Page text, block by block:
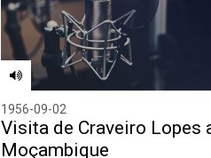
1956-09-02
Visita de Craveiro Lopes
Moçambique